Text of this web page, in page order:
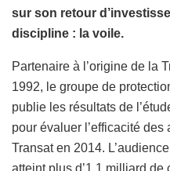
sur son retour
discipline : la voile.
Partenaire à l’origine de la
1992, le groupe de
publie les résultats de
pour évaluer l’efficacité
Transat en 2014.
atteint plus d’1,1 milliard